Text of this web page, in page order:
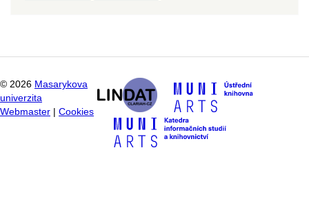
© 2026 Masarykova
univerzita
Webmaster | Cookies